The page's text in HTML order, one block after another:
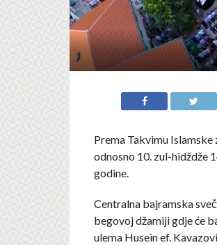
Prema Takvimu
odnosno 10. zul-hidždže
godine.
Centralna bajramska
begovoj džamiji gdje će
ulema Husein ef.